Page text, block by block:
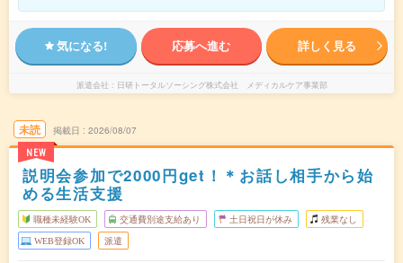
気になる! 応募へ進む 詳しく見る
派遣会社 日研トータルソーシング株式会社 メディカルケア事業部
未読
NEW
掲載日 2026/08/07
説明会参加で2000円get！＊お話し相手から始
める生活支援
職種未経験OK 交通費別途支給あり 土日祝日が休み 残業なし
WEB登録OK 派遣